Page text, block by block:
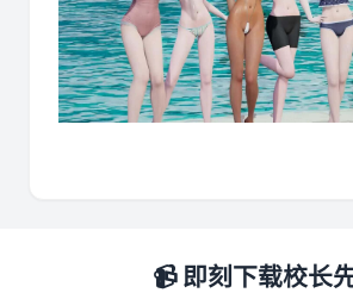
📹 即刻下载校长